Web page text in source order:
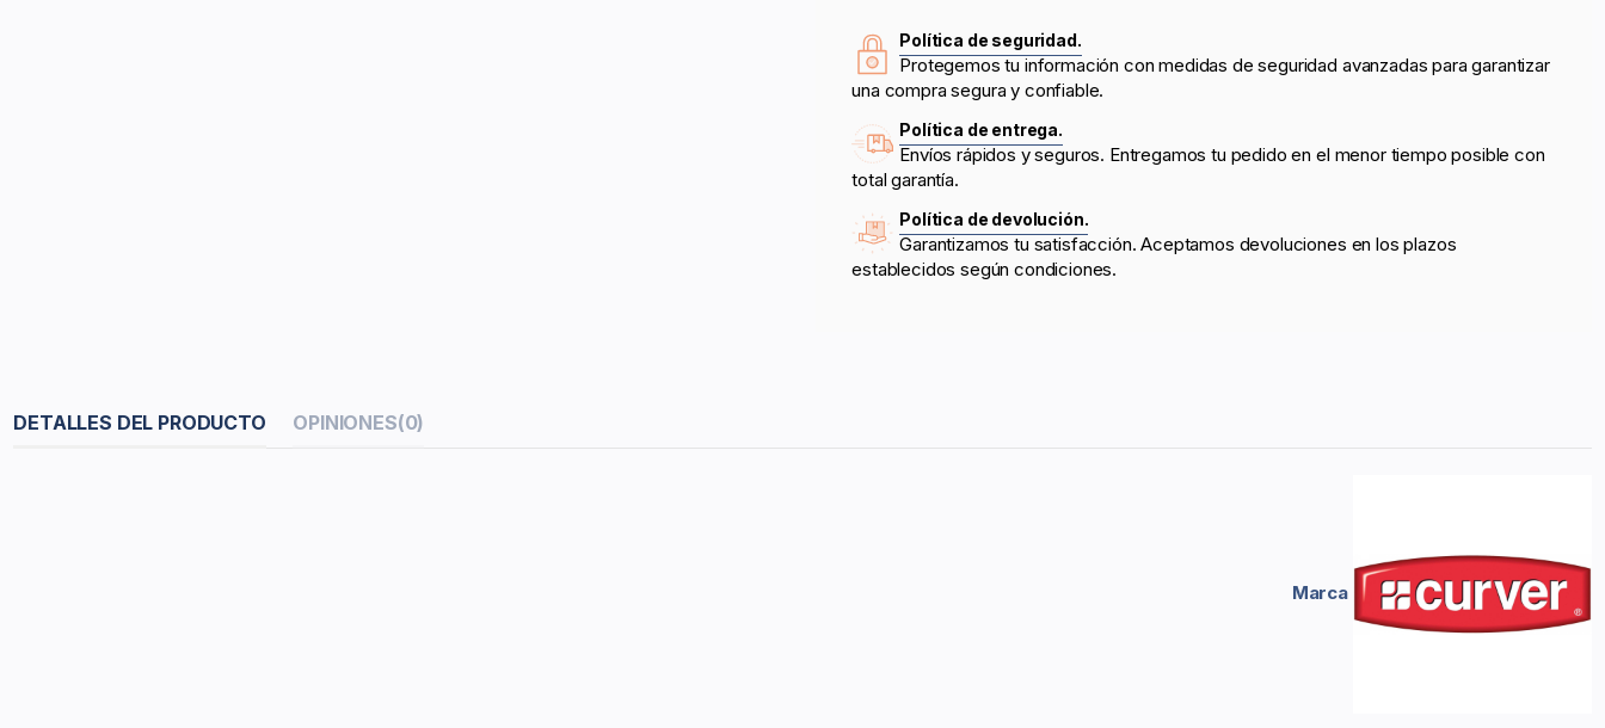
Política de seguridad.
Protegemos tu información con medidas de seguridad avanzadas para garantizar
una compra segura y confiable.
Política de entrega.
Envíos rápidos y seguros. Entregamos tu pedido en el menor tiempo posible con
total garantía.
Política de devolución.
Garantizamos tu satisfacción. Aceptamos devoluciones en los plazos
establecidos según condiciones.
DETALLES DEL PRODUCTO OPINIONES(0)
Marca